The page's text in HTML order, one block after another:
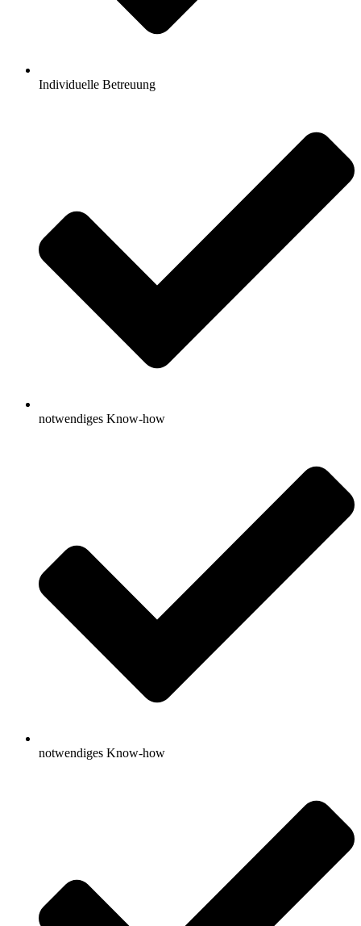
Individuelle Betreuung
notwendiges Know-how
notwendiges Know-how